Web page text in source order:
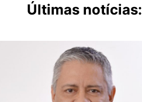
Últimas notícias: